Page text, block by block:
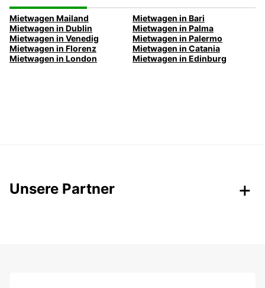
Mietwagen Mailand
Mietwagen in Bari
Mietwagen in Dublin
Mietwagen in Palma
Mietwagen in Venedig
Mietwagen in Palermo
Mietwagen in Florenz
Mietwagen in Catania
Mietwagen in London
Mietwagen in Edinburg
Unsere Partner